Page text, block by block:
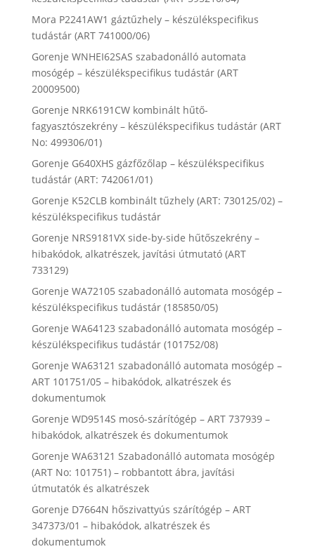
Mora P2241AW1 gáztűzhely – készülékspecifikus
tudástár (ART 741000/06)
Gorenje WNHEI62SAS szabadonálló automata
mosógép – készülékspecifikus tudástár (ART
20009500)
Gorenje NRK6191CW kombinált hűtő-
fagyasztószekrény – készülékspecifikus tudástár (ART
No: 499306/01)
Gorenje G640XHS gázfőzőlap – készülékspecifikus
tudástár (ART: 742061/01)
Gorenje K52CLB kombinált tűzhely (ART: 730125/02) –
készülékspecifikus tudástár
Gorenje NRS9181VX side-by-side hűtőszekrény –
hibakódok, alkatrészek, javítási útmutató (ART
733129)
Gorenje WA72105 szabadonálló automata mosógép –
készülékspecifikus tudástár (185850/05)
Gorenje WA64123 szabadonálló automata mosógép –
készülékspecifikus tudástár (101752/08)
Gorenje WA63121 szabadonálló automata mosógép –
ART 101751/05 – hibakódok, alkatrészek és
dokumentumok
Gorenje WD9514S mosó-szárítógép – ART 737939 –
hibakódok, alkatrészek és dokumentumok
Gorenje WA63121 Szabadonálló automata mosógép
(ART No: 101751) – robbantott ábra, javítási
útmutatók és alkatrészek
Gorenje D7664N hőszivattyús szárítógép – ART
347373/01 – hibakódok, alkatrészek és
dokumentumok